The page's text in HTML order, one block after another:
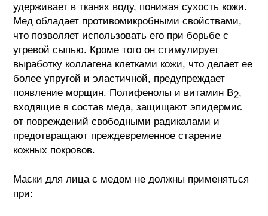
удерживает в тканях воду, понижая сухость кожи.
Мед обладает противомикробными свойствами,
что позволяет использовать его при борьбе с
угревой сыпью. Кроме того он стимулирует
выработку коллагена клетками кожи, что делает ее
более упругой и эластичной, предупреждает
появление морщин. Полифенолы и витамин B2,
входящие в состав меда, защищают эпидермис
от повреждений свободными радикалами и
предотвращают преждевременное старение
кожных покровов.
Маски для лица с медом не должны применяться
при: